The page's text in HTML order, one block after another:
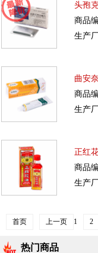
头孢
商品
生产
曲安
商品
生产
正红
商品
生产
首页 上一页 1 2
热门商品